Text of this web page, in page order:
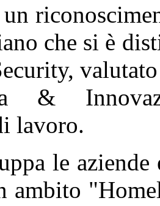
che si è
&
lavoro.
le
ambito